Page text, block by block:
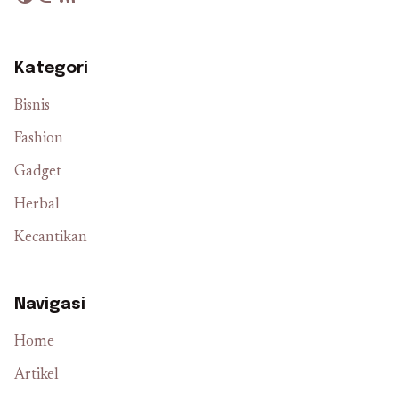
Kategori
Bisnis
Fashion
Gadget
Herbal
Kecantikan
Navigasi
Home
Artikel